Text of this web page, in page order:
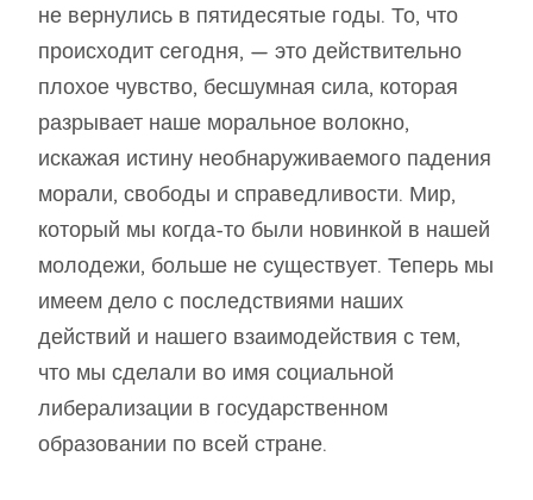
не вернулись в пятидесятые годы. То, что
происходит сегодня, — это действительно
плохое чувство, бесшумная сила, которая
разрывает наше моральное волокно,
искажая истину необнаруживаемого падения
морали, свободы и справедливости. Мир,
который мы когда-то были новинкой в ​​нашей
молодежи, больше не существует. Теперь мы
имеем дело с последствиями наших
действий и нашего взаимодействия с тем,
что мы сделали во имя социальной
либерализации в государственном
образовании по всей стране.